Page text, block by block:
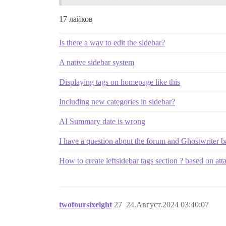
17 лайков
Is there a way to edit the sidebar?
A native sidebar system
Displaying tags on homepage like this
Including new categories in sidebar?
AI Summary date is wrong
I have a question about the forum and Ghostwriter
How to create leftsidebar tags section ? based on
twofoursixeight 24.Август.2024 03:40:07
27